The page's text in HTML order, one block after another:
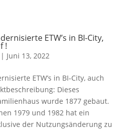
ETW’s in BI-City,
!
Juni 13, 2022
ETW’s in BI-City, auch
Dieses
wurde 1877 gebaut.
1979 und 1982 hat ein
der Nutzungsänderung zu